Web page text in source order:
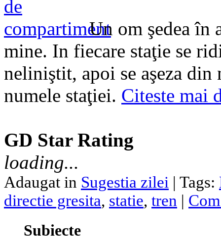
Un om şedea în
mine. In fiecare staţie se
neliniştit, apoi se aşeza din
numele staţiei. Citeste mai
GD Star Rating
loading...
Adaugat in Sugestia zilei | Tags:
directie gresita, statie, tren |
Subiecte